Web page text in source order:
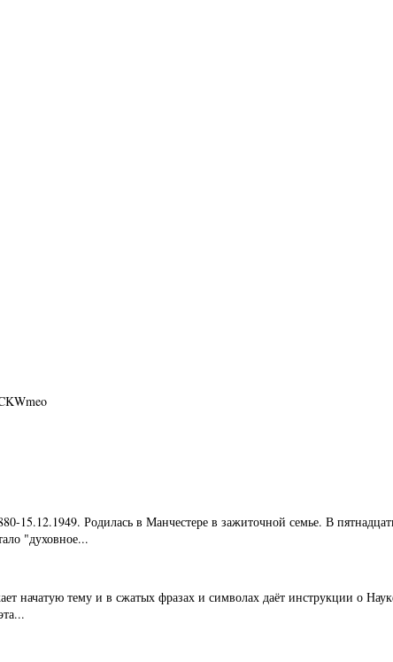
15.12.1949. Родилась в Манчестере в зажиточной семье. В
"духовное...
начатую тему и в сжатых фразах и символах даёт инструкции о